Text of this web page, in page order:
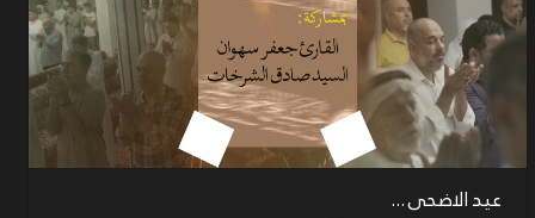
عيد الاضحى ...